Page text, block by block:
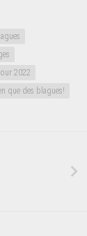
2022
que des blagues!